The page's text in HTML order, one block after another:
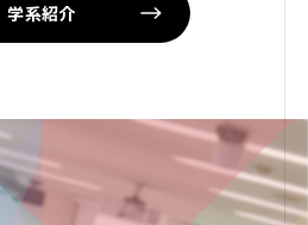
学系紹介